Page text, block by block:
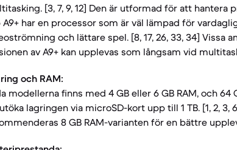
[3, 7, 9, 12] Den är utformad för att
A9+ har en processor som är väl lämpad för
och lättare spel. [8, 17, 26, 33, 34] Vissa
av A9+ kan upplevas som långsam vid
och RAM:
modellerna finns med 4 GB eller 6 GB RAM, och
lagringen via microSD-kort upp till 1 TB. [1, 2, 3, 6,
8 GB RAM-varianten för en bättre